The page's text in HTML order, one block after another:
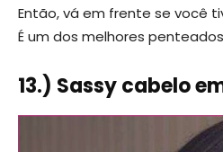
Então, vá em frente se você
É um dos melhores
13.) Sassy cabelo